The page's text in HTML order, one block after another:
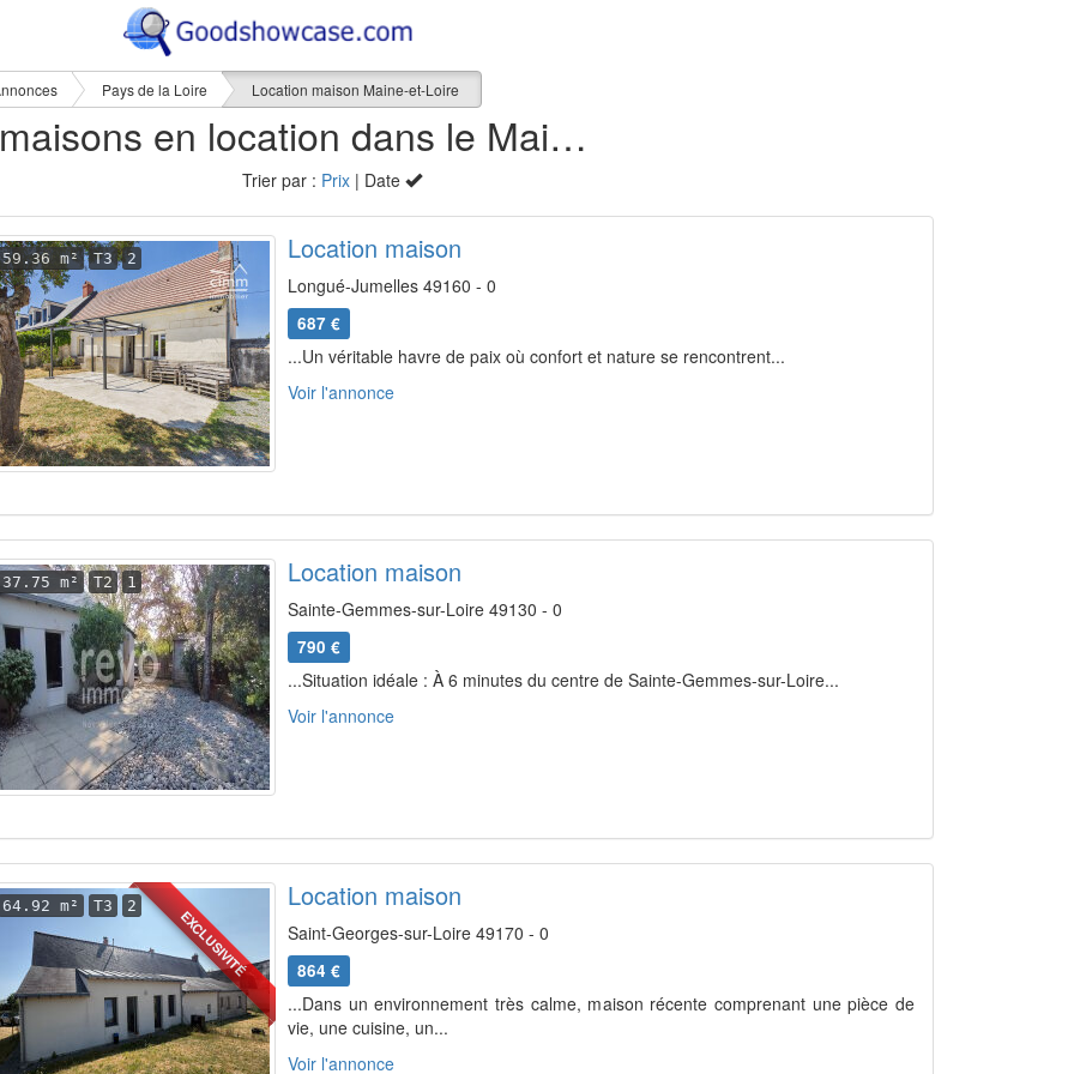
Pays de la Loire Location maison Maine-et-Loire
25 maisons en location dans le Maine-et-Loire (49)
Trier par : Prix| Date
59.36 m² T3 2 Location maison
Longué-Jumelles 49160 - 0
687 €
...Un véritable havre de paix où confort et nature se rencontrent...
Voir l'annonce
37.75 m² T2 1 Location maison
Sainte-Gemmes-sur-Loire 49130 - 0
790 €
...Situation idéale : À 6 minutes du centre de Sainte-Gemmes-sur-Loire...
Voir l'annonce
EXCLUSIVITÉ
64.92 m² T3 2 Location maison
Saint-Georges-sur-Loire 49170 - 0
864 €
...Dans un environnement très calme, maison récente comprenant une pièce de
vie, une cuisine, un...
Voir l'annonce